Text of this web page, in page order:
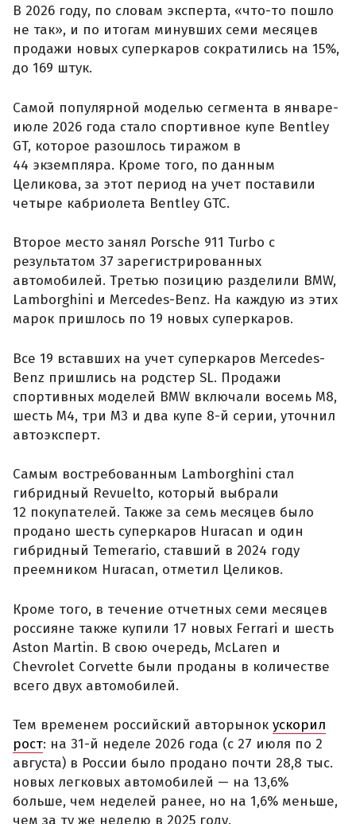
В 2026 году, по словам эксперта, «что-то пошло
не так», и по итогам минувших семи месяцев
продажи новых суперкаров сократились на 15%,
до 169 штук.
Самой популярной моделью сегмента в январе-
июле 2026 года стало спортивное купе Bentley
GT, которое разошлось тиражом в
44 экземпляра. Кроме того, по данным
Целикова, за этот период на учет поставили
четыре кабриолета Bentley GTC.
Второе место занял Porsche 911 Turbo с
результатом 37 зарегистрированных
автомобилей. Третью позицию разделили BMW,
Lamborghini и Mercedes-Benz. На каждую из этих
марок пришлось по 19 новых суперкаров.
Все 19 вставших на учет суперкаров Mercedes-
Benz пришлись на родстер SL. Продажи
спортивных моделей BMW включали восемь M8,
шесть M4, три M3 и два купе 8-й серии, уточнил
автоэксперт.
Самым востребованным Lamborghini стал
гибридный Revuelto, который выбрали
12 покупателей. Также за семь месяцев было
продано шесть суперкаров Huracan и один
гибридный Temerario, ставший в 2024 году
преемником Huracan, отметил Целиков.
Кроме того, в течение отчетных семи месяцев
россияне также купили 17 новых Ferrari и шесть
Aston Martin. В свою очередь, McLaren и
Chevrolet Corvette были проданы в количестве
всего двух автомобилей.
Тем временем российский авторынок ускорил
рост: на 31-й неделе 2026 года (с 27 июля по 2
августа) в России было продано почти 28,8 тыс.
новых легковых автомобилей — на 13,6%
больше, чем неделей ранее, но на 1,6% меньше,
чем за ту же неделю в 2025 году.